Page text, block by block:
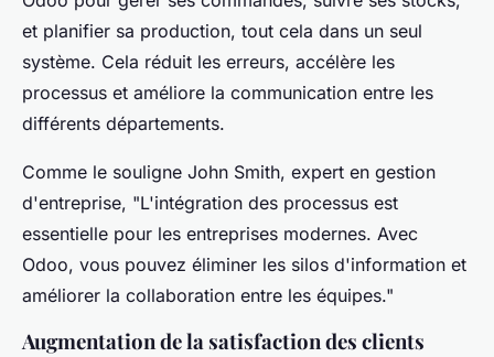
et planifier sa production, tout cela dans un seul
système. Cela réduit les erreurs, accélère les
processus et améliore la communication entre les
différents départements.
Comme le souligne John Smith, expert en gestion
d'entreprise, "L'intégration des processus est
essentielle pour les entreprises modernes. Avec
Odoo, vous pouvez éliminer les silos d'information et
améliorer la collaboration entre les équipes."
Augmentation de la satisfaction des clients